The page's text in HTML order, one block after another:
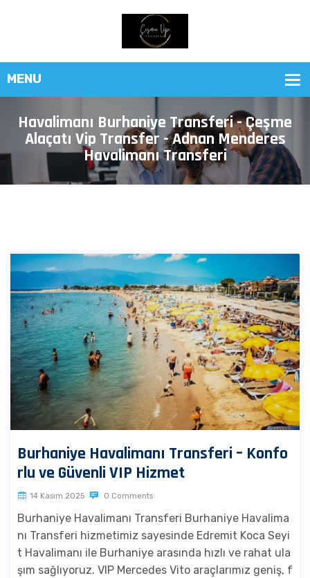
Havalimanı Burhaniye Transferi - Çeşme
Alaçatı Vip Transfer - Adnan Menderes
Havalimanı Transferi
Burhaniye Havalimanı Transferi – Konfo
rlu ve Güvenli VIP Hizmet
14 Kasım 2025 0 Comments
Burhaniye Havalimanı Transferi Burhaniye Havalima
nı Transferi hizmetimiz sayesinde Edremit Koca Seyi
t Havalimanı ile Burhaniye arasında hızlı ve rahat ula
şım sağlıyoruz. VIP Mercedes Vito araçlarımız geniş, f